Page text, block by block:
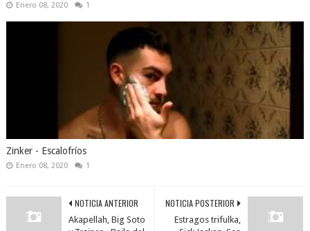
Enero 08, 2020 1
Zinker - Escalofríos
Enero 08, 2020 1
NOTICIA POSTERIOR
Estragos trifulka,
NOTICIA ANTERIOR
Akapellah, Big Soto